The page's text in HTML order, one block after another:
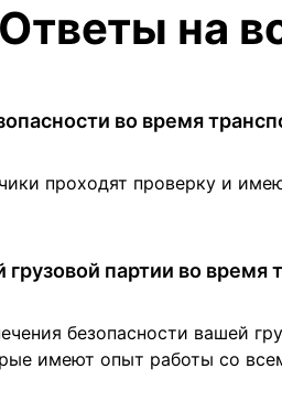
Ответы на
во время
проходят проверку и
партии во время
безопасности вашей
имеют опыт работы со